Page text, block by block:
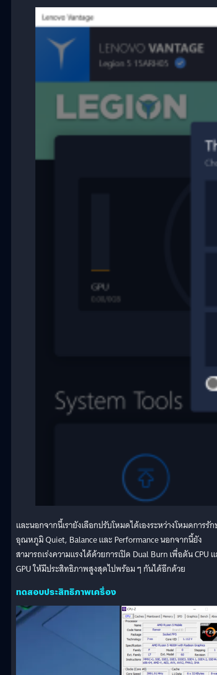
และนอกจากนี้เรายังเลือกปรับโหมดได้เองระหว่างโหมดการรั
อุณหภูมิ Quiet, Balance และ Performance นอกจากนี้ยัง
สามารถเร่งความแรงได้ด้วยการเปิด Dual Burn เพื่อดัน CPU
GPU ให้มีประสิทธิภาพสูงสุดไปพร้อม ๆ กันได้อีกด้วย
ทดสอบประสิทธิภาพเครื่อง